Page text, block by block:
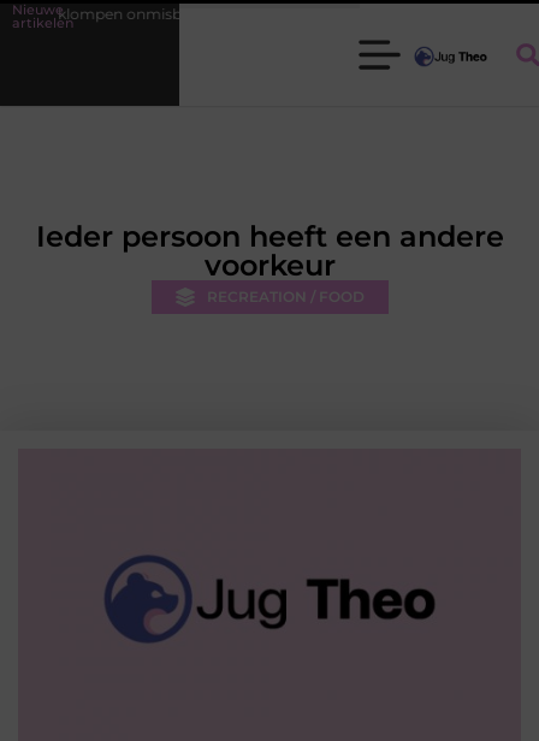
Nieuwe
artikelen
onmisbaar zijn voor elke tuinier
Ieder persoon heeft een andere
voorkeur
RECREATION / FOOD